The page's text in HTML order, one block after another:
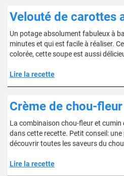
Velouté de carottes
Un potage absolument fabuleux à
minutes et qui est facile à réaliser.
colorée, cette soupe est aussi
Lire la recette
Crème de chou-
La combinaison chou-fleur et
dans cette recette. Petit conseil:
découvrir toutes les saveurs du
Lire la recette